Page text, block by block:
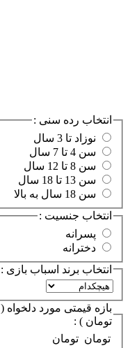
انتخاب رده سنی :
انتخاب جنسیت :
انتخاب برند اسباب بازی :
بازه قیمتی مورد دلخواه (
تومان ) :
تومان تومان